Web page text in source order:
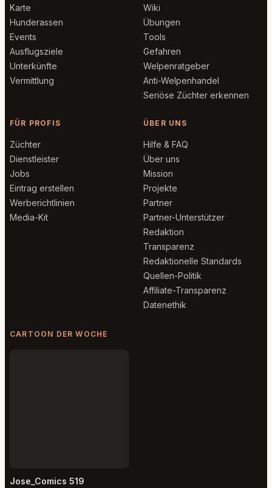
Karte
Hunderassen
Events
Ausflugsziele
Unterkünfte
Vermittlung
Wiki
Übungen
Tools
Gefahren
Welpenratgeber
Anti-Welpenhandel
Seriöse Züchter erkennen
FÜR PROFIS
Züchter
Dienstleister
Jobs
Eintrag erstellen
Werberichtlinien
Media-Kit
ÜBER UNS
Hilfe & FAQ
Über uns
Mission
Projekte
Partner
Partner-Unterstützer
Redaktion
Transparenz
Redaktionelle Standards
Quellen-Politik
Affiliate-Transparenz
Datenethik
CARTOON DER WOCHE
Jose_Comics 519